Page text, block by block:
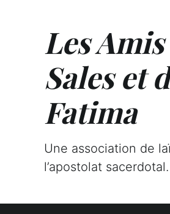
Les
Sales et
Fatima
Une association de
l’apostolat sacerdotal.